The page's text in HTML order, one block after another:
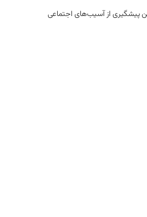
پیشگیری از آسیب‌های اجتماعی